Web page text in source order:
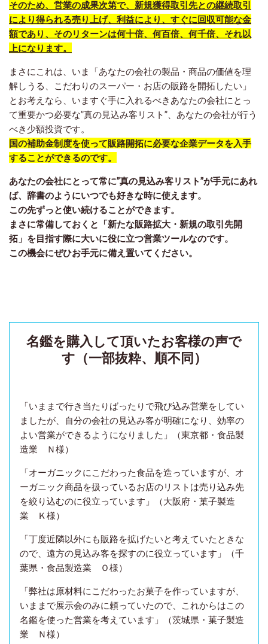
そのため、営業の成果次第で、新規獲得取引先との継続取引
により得られる売り上げ、利益により、すぐに回収可能な金
額であり、そのリターンは何十倍、何百倍、何千倍、それ以
上になります。
まさにこれは、いま「あなたの会社の製品・商品の価値を理
解しうる、こだわりのスーパー・お店の販路を開拓したい」
とお考えなら、いますぐ手に入れるべきあなたの会社にとっ
て重要かつ必要な”真の見込み客リスト”、あなたの会社が行う
べき少額投資です。
国の補助金制度を使って販路開拓に必要な企業データを入手
することができるのです。
あなたの会社にとって常に”真の見込み客リスト”が手元にあれ
ば、辞書のようにいつでも好きな時に使えます。
この先ずっと使い続けることができます。
まさに常備しておくと「新たな販路拡大・新規の取引先開
拓」を目指す際に大いに役に立つ営業ツールなのです。
この機会にぜひお手元に備え置いてください。
名鑑を購入して頂いたお客様の声で
す（一部抜粋、順不同）
「いままで行き当たりばったりで飛び込み営業をしてい
ましたが、自分の会社の見込み客が明確になり、効率の
よい営業ができるようになりました」（東京都・食品製
造業 Ｎ様）
「オーガニックにこだわった食品を造っていますが、オ
ーガニック商品を扱っているお店のリストは売り込み先
を絞り込むのに役立っています」（大阪府・菓子製造
業 Ｋ様）
「丁度近隣以外にも販路を拡げたいと考えていたときな
ので、遠方の見込み客を探すのに役立っています」（千
葉県・食品製造業 Ｏ様）
「弊社は原材料にこだわったお菓子を作っていますが、
いままで展示会のみに頼っていたので、これからはこの
名鑑を使った営業を考えています」（茨城県・菓子製造
業 Ｎ様）